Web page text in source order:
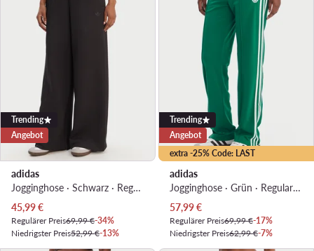
Trending
Angebot
adidas
Jogginghose · Schwarz · Regular Fit
Aktueller Preis
45,99€
Regulärer Preis69,99 €-34%
Niedrigster Preis52,99 €-13%
extra -25% Code: LAST
Trending
Angebot
adidas
Jogginghose · Grün · Regular Fit
Aktueller Preis
57,99€
Regulärer Preis69,99 €-17%
Niedrigster Preis62,99 €-7%